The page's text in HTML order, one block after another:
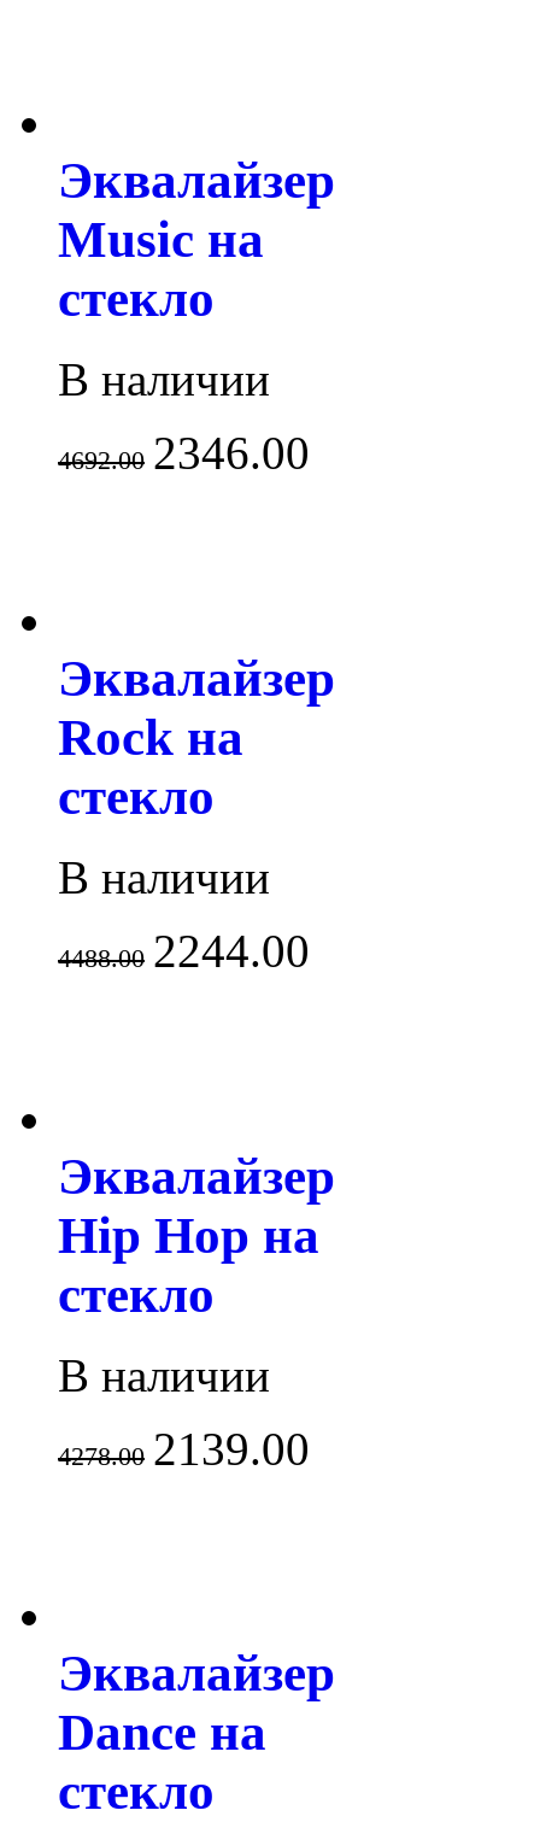
Эквалайзер
Music на
стекло
В наличии
4692.00 2346.00
Эквалайзер
Rock на
стекло
В наличии
4488.00 2244.00
Эквалайзер
Hip Hop на
стекло
В наличии
4278.00 2139.00
Эквалайзер
Dance на
стекло